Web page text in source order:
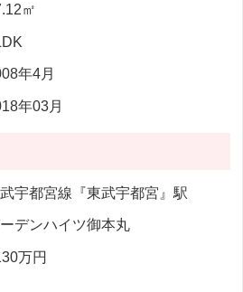
㎡
年4月
年03月
宇都宮線『東武宇都宮』駅
デンハイツ御本丸
万円